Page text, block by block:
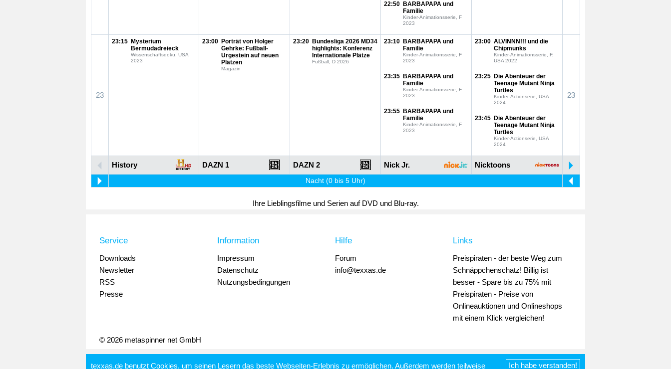
22:50 BARBAPAPA und
Familie
Kinder-Animationsserie, F
2023
23
23:15 Mysterium
Bermudadreieck
Wissenschaftsdoku, USA
2023
23:00 Porträt von Holger
Gehrke: Fußball-
Urgestein auf neuen
Plätzen
Magazin
23:20 Bundesliga 2026 MD34
highlights: Konferenz
Internationale Plätze
Fußball, D 2026
23:10 BARBAPAPA und
Familie
Kinder-Animationsserie, F
2023
23:35 BARBAPAPA und
Familie
Kinder-Animationsserie, F
2023
23:55 BARBAPAPA und
Familie
Kinder-Animationsserie, F
2023
23:00 ALVINNN!!! und die
Chipmunks
Kinder-Animationsserie, F,
USA 2022
23:25 Die Abenteuer der
Teenage Mutant Ninja
Turtles
Kinder-Actionserie, USA
2024
23:45 Die Abenteuer der
Teenage Mutant Ninja
Turtles
Kinder-Actionserie, USA
2024
23
History DAZN 1 DAZN 2 Nick Jr. Nicktoons
Nacht (0 bis 5 Uhr)
Ihre Lieblingsfilme und Serien auf DVD und Blu-ray.
Service
Downloads
Newsletter
RSS
Presse
Information
Impressum
Datenschutz
Nutzungsbedingungen
Hilfe
Forum
info@texxas.de
Links
Preispiraten - der beste Weg zum
Schnäppchenschatz! Billig ist
besser - Spare bis zu 75% mit
Preispiraten - Preise von
Onlineauktionen und Onlineshops
mit einem Klick vergleichen!
© 2026 metaspinner net GmbH
Ich habe verstanden!
texxas.de benutzt Cookies, um seinen Lesern das beste Webseiten-Erlebnis zu ermöglichen. Außerdem werden teilweise